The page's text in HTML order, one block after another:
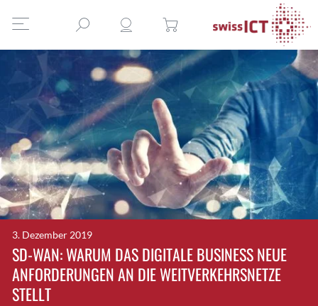
3. Dezember 2019
SD-WAN: WARUM DAS DIGITALE BUSINESS NEUE
ANFORDERUNGEN AN DIE WEITVERKEHRSNETZE
STELLT